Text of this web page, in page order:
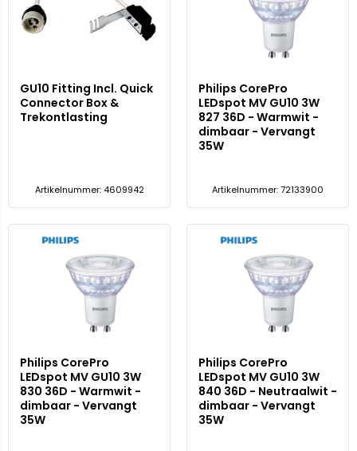
GU10 Fitting Incl. Quick
Connector Box &
Trekontlasting
Artikelnummer: 4609942
Philips CorePro
LEDspot MV GU10 3W
827 36D - Warmwit -
dimbaar - Vervangt
35W
Artikelnummer: 72133900
Philips CorePro
LEDspot MV GU10 3W
830 36D - Warmwit -
dimbaar - Vervangt
35W
Philips CorePro
LEDspot MV GU10 3W
840 36D - Neutraalwit -
dimbaar - Vervangt
35W